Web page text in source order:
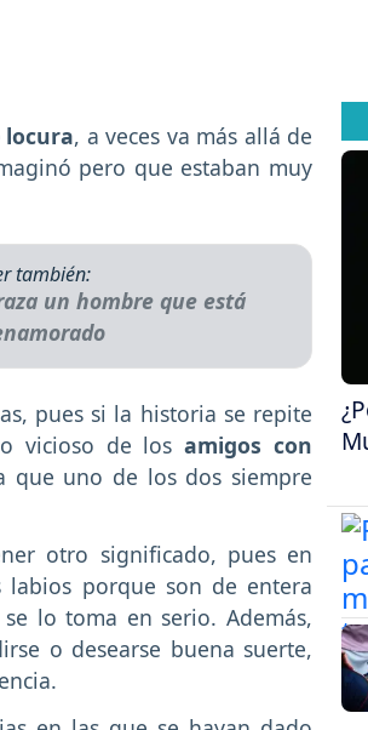
locura, a veces va más allá de
pero que estaban muy
también:
un hombre que está
pues si la historia se repite
vicioso de losamigos con
que uno de los dos siempre
otro significado, pues en
labios porque son de entera
lo toma en serio. Además,
o desearse buena suerte,